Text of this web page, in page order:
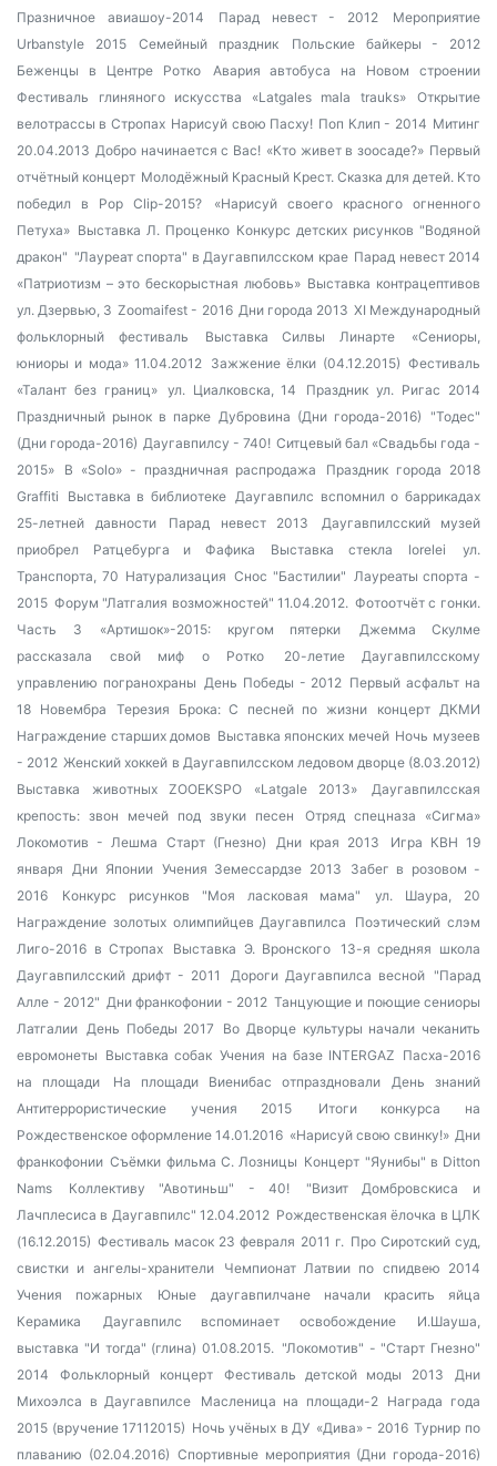
Празничное авиашоу-2014
Парад невест - 2012
Мероприятие
Urbanstyle 2015
Семейный праздник
Польские байкеры - 2012
Беженцы в Центре Ротко
Авария автобуса на Новом строении
Фестиваль глиняного искусства «Latgales mala trauks»
Открытие
велотрассы в Стропах Нарисуй свою Пасху! Поп Клип - 2014 Митинг
20.04.2013 Добро начинается с Вас! «Кто живет в зоосаде?» Первый
отчётный концерт Молодёжный Красный Крест. Сказка для детей. Кто
победил в Pop Clip-2015?
«Нарисуй своего красного огненного
Петуха» Выставка Л. Проценко Конкурс детских рисунков "Водяной
дракон" "Лауреат спорта" в Даугавпилсском крае Парад невест 2014
«Патриотизм – это бескорыстная любовь» Выставка контрацептивов
ул. Дзервью, 3 Zoomaifest - 2016 Дни города 2013 XI Международный
фольклорный фестиваль
Выставка Силвы Линарте
«Сениоры,
юниоры и мода» 11.04.2012 Зажжение ёлки (04.12.2015) Фестиваль
«Талант без границ»
ул. Циалковска, 14
Праздник ул. Ригас 2014
Праздничный рынок в парке Дубровина (Дни города-2016)
"Тодес"
(Дни города-2016) Даугавпилсу - 740! Ситцевый бал «Свадьбы года -
2015»
В «Solo» - праздничная распродажа
Праздник города 2018
Graffiti
Выставка в библиотеке Даугавпилс вспомнил о баррикадах
25-летней давности
Парад невест 2013
Даугавпилсский музей
приобрел Ратцебурга и Фафика
Выставка стекла lorelei
ул.
Транспорта, 70 Натурализация Снос "Бастилии" Лауреаты спорта -
2015 Форум "Латгалия возможностей" 11.04.2012. Фотоотчёт с гонки.
Часть 3
«Артишок»-2015: кругом пятерки
Джемма Скулме
рассказала свой миф о Ротко
20-летие Даугавпилсскому
управлению погранохраны День Победы - 2012 Первый асфальт на
18 Новембра
Терезия Брока: С песней по жизни
концерт ДКМИ
Награждение старших домов Выставка японских мечей Ночь музеев
- 2012 Женский хоккей в Даугавпилсском ледовом дворце (8.03.2012)
Выставка животных ZOOEKSPO «Latgale 2013»
Даугавпилсская
крепость: звон мечей под звуки песен
Отряд спецназа «Сигма»
Локомотив - Лешма Старт (Гнезно)
Дни края 2013
Игра КВН 19
января
Дни Японии Учения Земессардзе 2013
Забег в розовом -
2016
Конкурс рисунков "Моя ласковая мама"
ул. Шаура, 20
Награждение золотых олимпийцев Даугавпилса
Поэтический слэм
Лиго-2016 в Стропах
Выставка Э. Вронского 13-я средняя школа
Даугавпилсский дрифт - 2011
Дороги Даугавпилса весной
"Парад
Алле - 2012" Дни франкофонии - 2012 Танцующие и поющие сениоры
Латгалии День Победы 2017
Во Дворце культуры начали чеканить
евромонеты Выставка собак Учения на базе INTERGAZ Пасха-2016
на площади
На площади Виенибас отпраздновали День знаний
Антитеррористические учения 2015
Итоги конкурса на
Рождественское оформление 14.01.2016 «Нарисуй свою свинку!» Дни
франкофонии Съёмки фильма С. Лозницы Концерт "Яунибы" в Ditton
Nams
Коллективу "Авотиньш" - 40!
"Визит Домбровскиса и
Лачплесиса в Даугавпилс" 12.04.2012 Рождественская ёлочка в ЦЛК
(16.12.2015) Фестиваль масок 23 февраля 2011 г. Про Сиротский суд,
свистки и ангелы-хранители
Чемпионат Латвии по спидвею 2014
Учения пожарных
Юные даугавпилчане начали красить яйца
Керамика
Даугавпилс вспоминает освобождение
И.Шауша,
выставка "И тогда" (глина) 01.08.2015. "Локомотив" - "Старт Гнезно"
2014
Фольклорный концерт Фестиваль детской моды 2013
Дни
Михоэлса в Даугавпилсе
Масленица на площади-2
Награда года
2015 (вручение 17112015) Ночь учёных в ДУ «Дива» - 2016 Турнир по
плаванию (02.04.2016) Спортивные мероприятия (Дни города-2016)